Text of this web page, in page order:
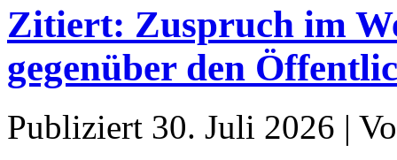
Zitiert: Zuspruch im
gegenüber den
Publiziert 30. Juli 2026 |